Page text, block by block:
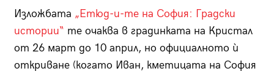
Изложбата „Етюд-и-те на София: Градски
истории“ те очаква в градинката на Кристал
от 26 март до 10 април, но официалното ѝ
откриване (когато Иван, кметицата на София